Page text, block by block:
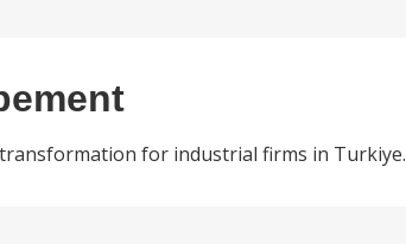
for industrial firms in Turkiye.